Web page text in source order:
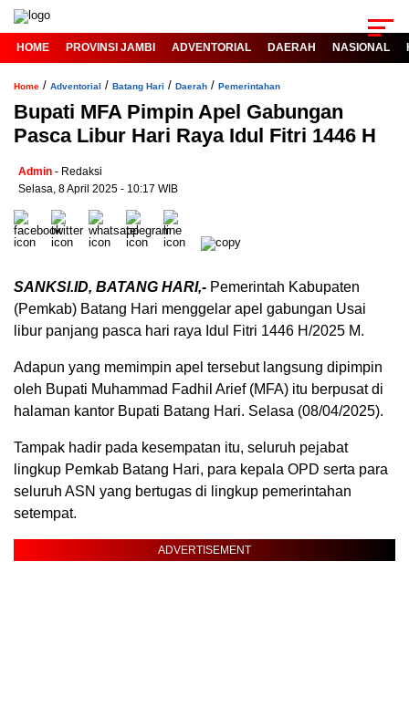
HOME PROVINSI JAMBI ADVENTORIAL DAERAH NASIONAL
Home / Adventorial / Batang Hari / Daerah / Pemerintahan
Bupati MFA Pimpin Apel Gabungan
Pasca Libur Hari Raya Idul Fitri 1446 H
Admin - Redaksi
Selasa, 8 April 2025 - 10:17 WIB
SANKSI.ID, BATANG HARI,- Pemerintah Kabupaten
(Pemkab) Batang Hari menggelar apel gabungan Usai
libur panjang pasca hari raya Idul Fitri 1446 H/2025 M.
Adapun yang memimpin apel tersebut langsung dipimpin
oleh Bupati Muhammad Fadhil Arief (MFA) itu berpusat di
halaman kantor Bupati Batang Hari. Selasa (08/04/2025).
Tampak hadir pada kesempatan itu, seluruh pejabat
lingkup Pemkab Batang Hari, para kepala OPD serta para
seluruh ASN yang bertugas di lingkup pemerintahan
setempat.
ADVERTISEMENT